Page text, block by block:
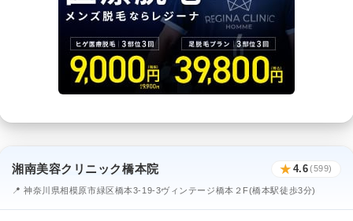
湘南美容クリニック橋本院 ★ 4.6(599)
📍 神奈川県相模原市緑区橋本3-19-3ヴィンテージ橋本２F(橋本駅徒歩3分)